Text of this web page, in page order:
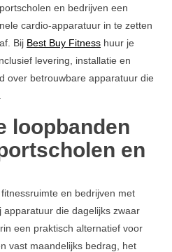
en bedrijven een
cardio-apparatuur in te zetten
Bij Best Buy Fitness huur je
levering, installatie en
over betrouwbare apparatuur die
loopbanden
en
en bedrijven met
die dagelijks zwaar
een praktisch alternatief voor
vast maandelijks bedrag, het